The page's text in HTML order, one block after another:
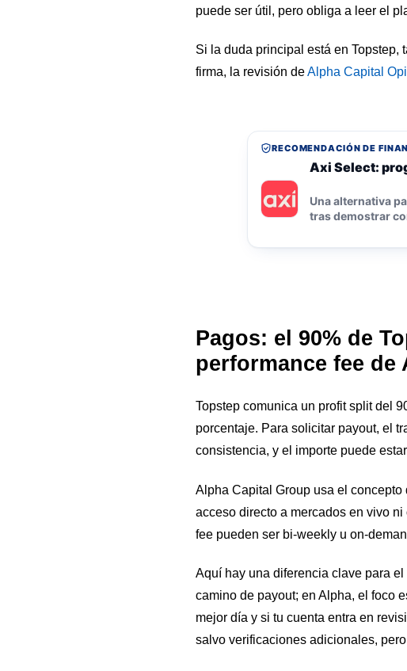
puede ser útil, pero obliga a leer el
Si la duda principal está en
firma, la revisión deAlpha Capital
RECOMENDACIÓN DE
Axi Select:
Una alternativa
tras demostrar
Pagos: el 90% de
performance fee de
Topstep comunica un profit split del
porcentaje. Para solicitar payout, el
consistencia, y el importe puede
Alpha Capital Group usa el
acceso directo a mercados en vivo
fee pueden ser bi-weekly u on-
Aquí hay una diferencia clave para
camino de payout; en Alpha, el foco
mejor día y si tu cuenta entra en
salvo verificaciones adicionales,